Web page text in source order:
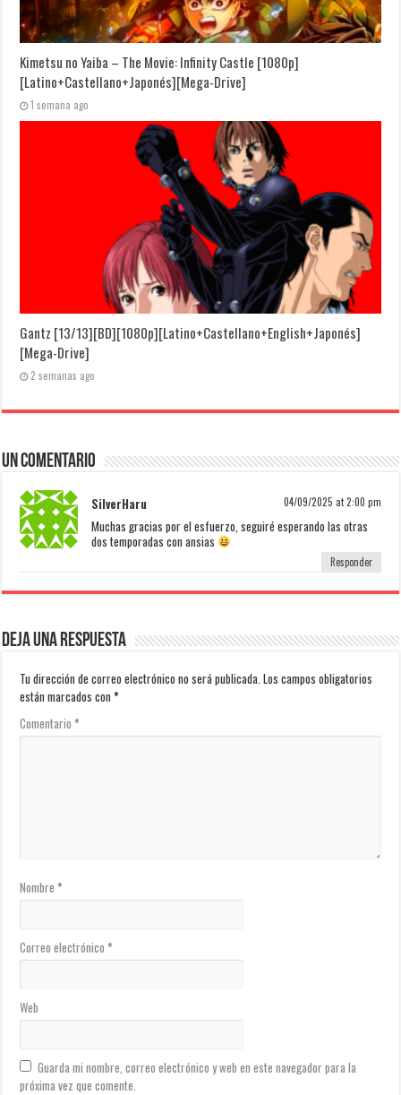
Kimetsu no Yaiba – The Movie: Infinity Castle [1080p]
[Latino+Castellano+Japonés][Mega-Drive]
1 semana ago
Gantz [13/13][BD][1080p][Latino+Castellano+English+Japonés]
[Mega-Drive]
2 semanas ago
Un comentario
SilverHaru 04/09/2025 at 2:00 pm
Muchas gracias por el esfuerzo, seguiré esperando las otras
dos temporadas con ansias
Responder
Deja una respuesta
Tu dirección de correo electrónico no será publicada. Los campos obligatorios
están marcados con*
Comentario*
Nombre*
Correo electrónico*
Web
Guarda mi nombre, correo electrónico y web en este navegador para la
próxima vez que comente.